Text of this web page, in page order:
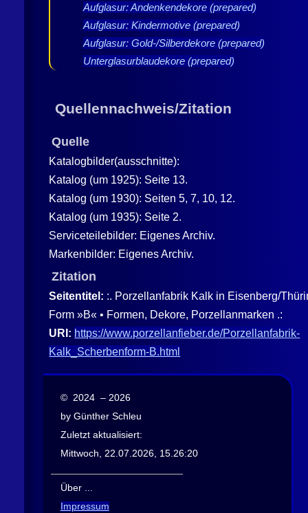
Aufglasur: Andenkendekore (prepared)
Aufglasur: Kindermotive (prepared)
Aufglasur: Gold-/Silberdekore (prepared)
Unterglasurblaudekore (prepared)
Quellennachweis/Zitation
Quelle
Katalogbilder(ausschnitte):
Katalog (um 1925): Seite 13.
Katalog (um 1930): Seiten 5, 7, 10, 12.
Katalog (um 1935): Seite 2.
Serviceteilebilder: Eigenes Archiv.
Markenbilder: Eigenes Archiv.
Zitation
Seitentitel: :. Porzellanfabrik Kalk in Eisenberg/
Form »B« • Formen, Dekore, Porzellanmarken .:
URI: https://www.porzellanfieber.de/Porzellanfabrik-
Kalk_Scherbenform-B.html
© 2024 – 2026
by Günther Schleu
Zuletzt aktualisiert:
Mittwoch, 22.07.2026, 15.26:20
Über ...
Impressum